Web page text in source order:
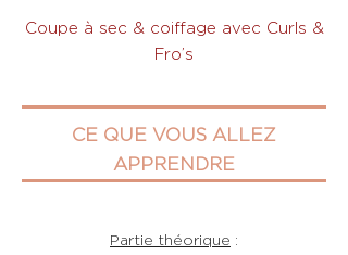
Coupe à sec & coiffage avec Curls &
Fro’s
CE QUE VOUS ALLEZ
APPRENDRE
Partie théorique :